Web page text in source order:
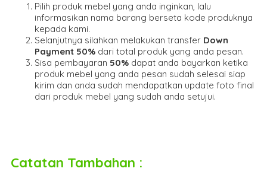
Pilih produk mebel yang anda inginkan, lalu
informasikan nama barang berseta kode produknya
kepada kami.
Selanjutnya silahkan melakukan transfer Down
Payment 50% dari total produk yang anda pesan.
Sisa pembayaran 50% dapat anda bayarkan ketika
produk mebel yang anda pesan sudah selesai siap
kirim dan anda sudah mendapatkan update foto final
dari produk mebel yang sudah anda setujui.
Catatan Tambahan :